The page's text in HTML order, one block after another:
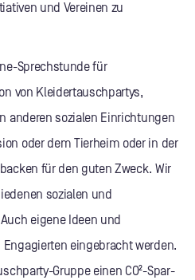
und Vereinen zu
Sprechstunde für
von Kleidertauschpartys,
anderen sozialen Einrichtungen
oder dem Tierheim oder in der
für den guten Zweck. Wir
sozialen und
eigene Ideen und
eingebracht werden.
Gruppe einen CO²-Spar-